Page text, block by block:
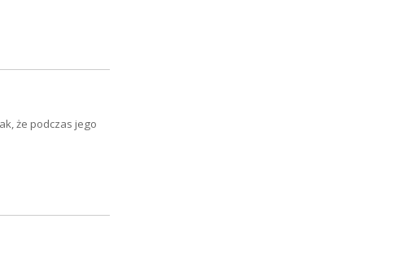
że podczas jego